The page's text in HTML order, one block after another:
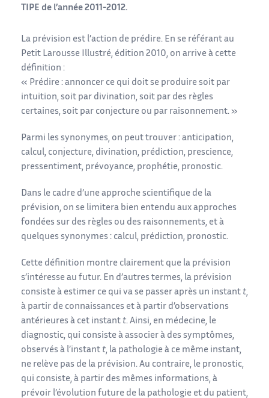
TIPE de l’année 2011-2012.
La prévision est l’action de prédire. En se référant au
Petit Larousse Illustré, édition 2010, on arrive à cette
définition :
« Prédire : annoncer ce qui doit se produire soit par
intuition, soit par divination, soit par des règles
certaines, soit par conjecture ou par raisonnement. »
Parmi les synonymes, on peut trouver : anticipation,
calcul, conjecture, divination, prédiction, prescience,
pressentiment, prévoyance, prophétie, pronostic.
Dans le cadre d’une approche scientifique de la
prévision, on se limitera bien entendu aux approches
fondées sur des règles ou des raisonnements, et à
quelques synonymes : calcul, prédiction, pronostic.
Cette définition montre clairement que la prévision
s’intéresse au futur. En d’autres termes, la prévision
consiste à estimer ce qui va se passer après un instant t,
à partir de connaissances et à partir d’observations
antérieures à cet instant t. Ainsi, en médecine, le
diagnostic, qui consiste à associer à des symptômes,
observés à l’instant t, la pathologie à ce même instant,
ne relève pas de la prévision. Au contraire, le pronostic,
qui consiste, à partir des mêmes informations, à
prévoir l’évolution future de la pathologie et du patient,